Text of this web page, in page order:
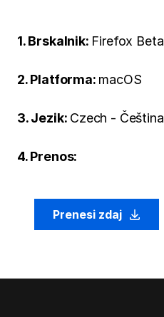
1. Brskalnik: Firefox Beta
2. Platforma: macOS
3. Jezik: Czech - Čeština
4. Prenos:
Prenesi zdaj